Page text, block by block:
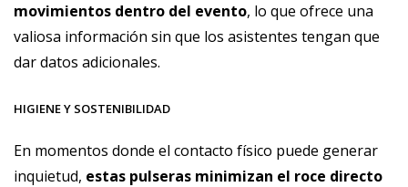
movimientos dentro del evento, lo que ofrece una
valiosa información sin que los asistentes tengan que
dar datos adicionales.
HIGIENE Y SOSTENIBILIDAD
En momentos donde el contacto físico puede generar
inquietud, estas pulseras minimizan el roce directo